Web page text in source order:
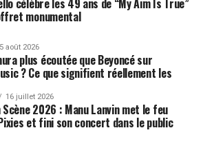
célèbre les 49 ans de “My Aim Is True”
monumental
5 août 2026
plus écoutée que Beyoncé sur
? Ce que signifient réellement les
16 juillet 2026
2026 : Manu Lanvin met le feu
et fini son concert dans le public